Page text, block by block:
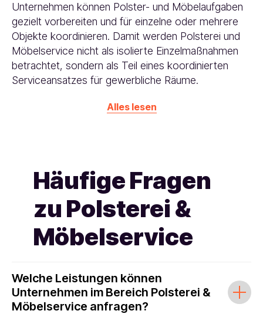
Unternehmen können Polster- und Möbelaufgaben
gezielt vorbereiten und für einzelne oder mehrere
Objekte koordinieren. Damit werden Polsterei und
Möbelservice nicht als isolierte Einzelmaßnahmen
betrachtet, sondern als Teil eines koordinierten
Serviceansatzes für gewerbliche Räume.
Alles lesen
Häufige Fragen
zu Polsterei &
Möbelservice
Welche Leistungen können
Unternehmen im Bereich Polsterei &
Möbelservice anfragen?